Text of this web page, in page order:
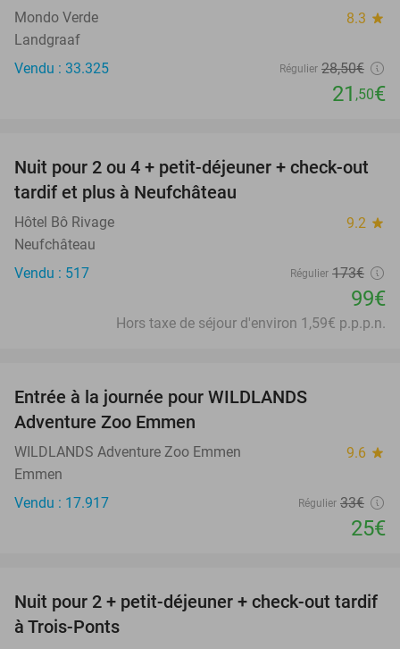
Mondo Verde 8.3 star
Landgraaf
Vendu : 33.325
Régulier 28,50€
21 ,50€
43%
Nuit pour 2 ou 4 + petit-déjeuner + check-out
tardif et plus à Neufchâteau
Hôtel Bô Rivage 9.2 star
Neufchâteau
Vendu : 517
Régulier 173€
99€
Hors taxe de séjour d'environ 1,59€ p.p.p.n.
Entrée à la journée pour WILDLANDS
Adventure Zoo Emmen
WILDLANDS Adventure Zoo Emmen 9.6 star
Emmen
Vendu : 17.917
Régulier 33€
25€
43%
Nuit pour 2 + petit-déjeuner + check-out tardif
à Trois-Ponts